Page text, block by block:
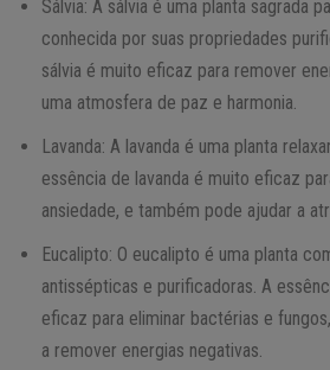
Sálvia: A sálvia é uma planta sagrada
conhecida por suas propriedades
sálvia é muito eficaz para remover
uma atmosfera de paz e harmonia.
Lavanda: A lavanda é uma planta
essência de lavanda é muito eficaz
ansiedade, e também pode ajudar a
Eucalipto: O eucalipto é uma planta
antissépticas e purificadoras. A
eficaz para eliminar bactérias e
a remover energias negativas.